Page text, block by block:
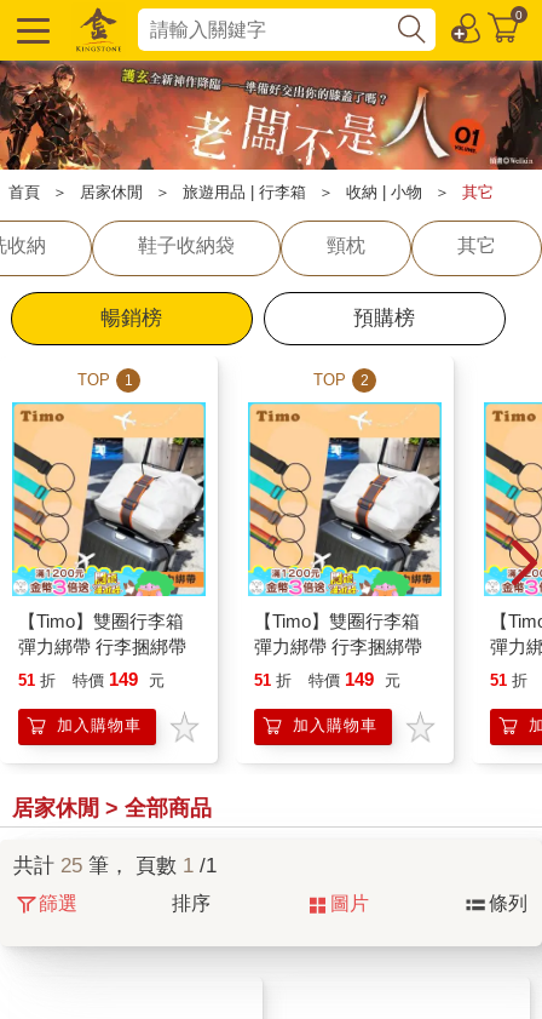
0
首頁 ＞ 居家休閒 ＞ 旅遊用品 | 行李箱 ＞ 收納 | 小物 ＞ 其它
收納 鞋子收納袋 頸枕 其它
暢銷榜 預購榜
TOP 1
【Timo】雙圈行李箱
彈力綁帶 行李捆綁帶
51 折 特價 149 元
加入購物車
TOP 2
【Timo】雙圈行李箱
彈力綁帶 行李捆綁帶
51 折 特價 149 元
加入購物車
【
彈力
51 折
居家休閒 > 全部商品
共計 25 筆， 頁數 1 /1
篩選 排序 圖片 條列